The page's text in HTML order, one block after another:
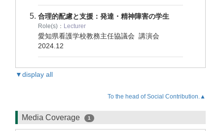
合理的配慮と支援：発達・精神障害の学生
Role(s)： Lecturer
愛知県看護学校教務主任協議会 講演会
2024.12
▼display all
To the head of Social Contribution.▲
Media Coverage 1